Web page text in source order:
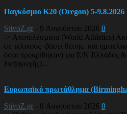
Παγκόσμιο Κ20 (Oregon) 5-9.8.2026
StivoZ.gr - 9 Αυγούστου 2026 0
-> Αποτελέσματα (World Athletics)
σε τελικούς -βάσει θέσης- και
όσοι προκρίθηκαν) για Ε/Ν Ελλάδος
διεξαγωγής}...
Ευρωπαϊκό πρωτάθλημα
StivoZ.gr - 8 Αυγούστου 2026 0